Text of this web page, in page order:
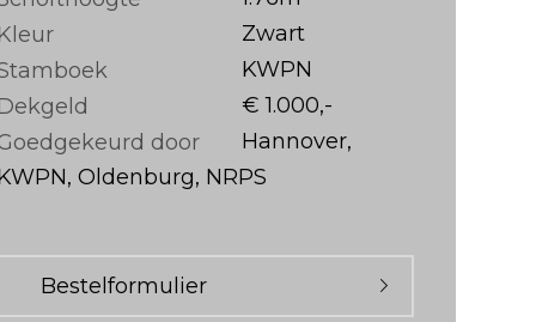
Zwart
KWPN
€ 1.000,-
door
Hannover,
Oldenburg, NRPS
Bestelformulier